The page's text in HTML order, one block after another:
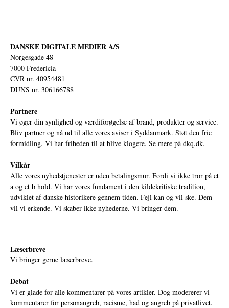
DANSKE DIGITALE MEDIER A/S
Norgesgade 48
7000 Fredericia
CVR nr. 40954481
DUNS nr. 306166788
Partnere
Vi øger din synlighed og værdiforøgelse af brand, produkter og service.
Bliv partner og nå ud til alle vores aviser i Syddanmark. Støt den frie
formidling. Vi har friheden til at blive klogere. Se mere på dkq.dk.
Vilkår
Alle vores nyhedstjenester er uden betalingsmur. Fordi vi ikke tror på et
a og et b hold. Vi har vores fundament i den kildekritiske tradition,
udviklet af danske historikere gennem tiden. Fejl kan og vil ske. Dem
vil vi erkende. Vi skaber ikke nyhederne. Vi bringer dem.
Læserbreve
Vi bringer gerne læserbreve.
Debat
Vi er glade for alle kommentarer på vores artikler. Dog modererer vi
kommentarer for personangreb, racisme, had og angreb på privatlivet.